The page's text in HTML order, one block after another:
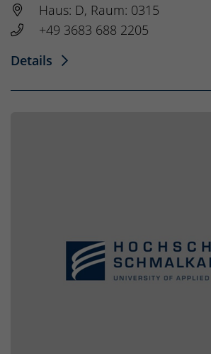
Haus: D, Raum: 0315
+49 3683 688 2205
Details